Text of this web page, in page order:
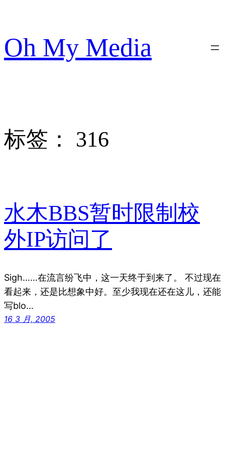
内
容
Oh My Media
标签： 316
水木BBS暂时限制校
外IP访问了
Sigh……在流言纷飞中，这一天终于到来了。 不过现在
看起来，还是比想象中好。至少我现在还在这儿，还能
写blo…
16 3 月, 2005